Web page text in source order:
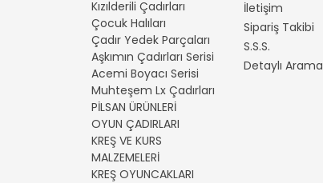
Kızılderili Çadırları
Çocuk Halıları
Çadır Yedek Parçaları
Aşkımın Çadırları Serisi
Acemi Boyacı Serisi
Muhteşem Lx Çadırları
PİLSAN ÜRÜNLERİ
OYUN ÇADIRLARI
KREŞ VE KURS
MALZEMELERİ
KREŞ OYUNCAKLARI
İletişim
Sipariş Takibi
S.S.S.
Detaylı Arama